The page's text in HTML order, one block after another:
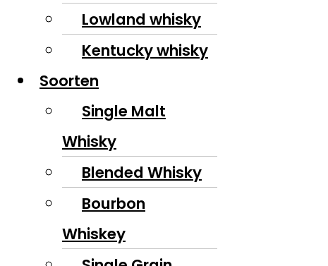
Lowland whisky
Kentucky whisky
Soorten
Single Malt
Whisky
Blended Whisky
Bourbon
Whiskey